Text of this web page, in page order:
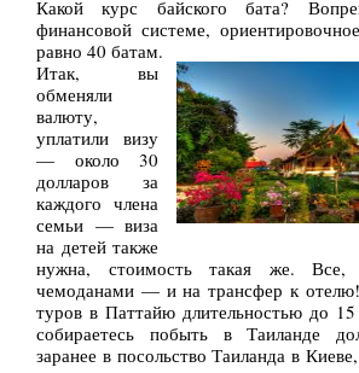
Какой курс байского бата?
финансовой системе,
равно 40 батам.
Итак, вы
обменяли
валюту,
уплатили визу
— около 30
долларов за
каждого члена
семьи — виза
на детей также
нужна, стоимость такая же.
чемоданами — и на трансфер к
туров в Паттайю длительностью до
собираетесь побыть в Таиланде
заранее в посольство Таиланда в